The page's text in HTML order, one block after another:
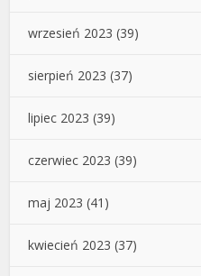
wrzesień 2023 (39)
sierpień 2023 (37)
lipiec 2023 (39)
czerwiec 2023 (39)
maj 2023 (41)
kwiecień 2023 (37)